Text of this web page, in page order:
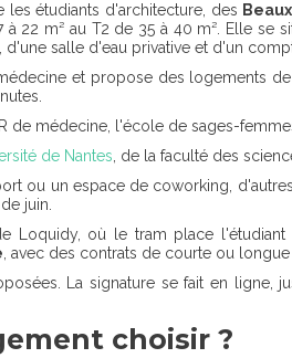
les étudiants d'architecture, des
à 22 m² au T2 de 35 à 40 m². Elle se
salle d'eau privative et d'un
et propose des logements
de médecine, l'école de sages-
de Nantes , de la faculté des
ou un espace de coworking,
juin.
Loquidy, où le tram place
, avec des contrats de courte ou longue
La signature se fait en ligne,
choisir ?